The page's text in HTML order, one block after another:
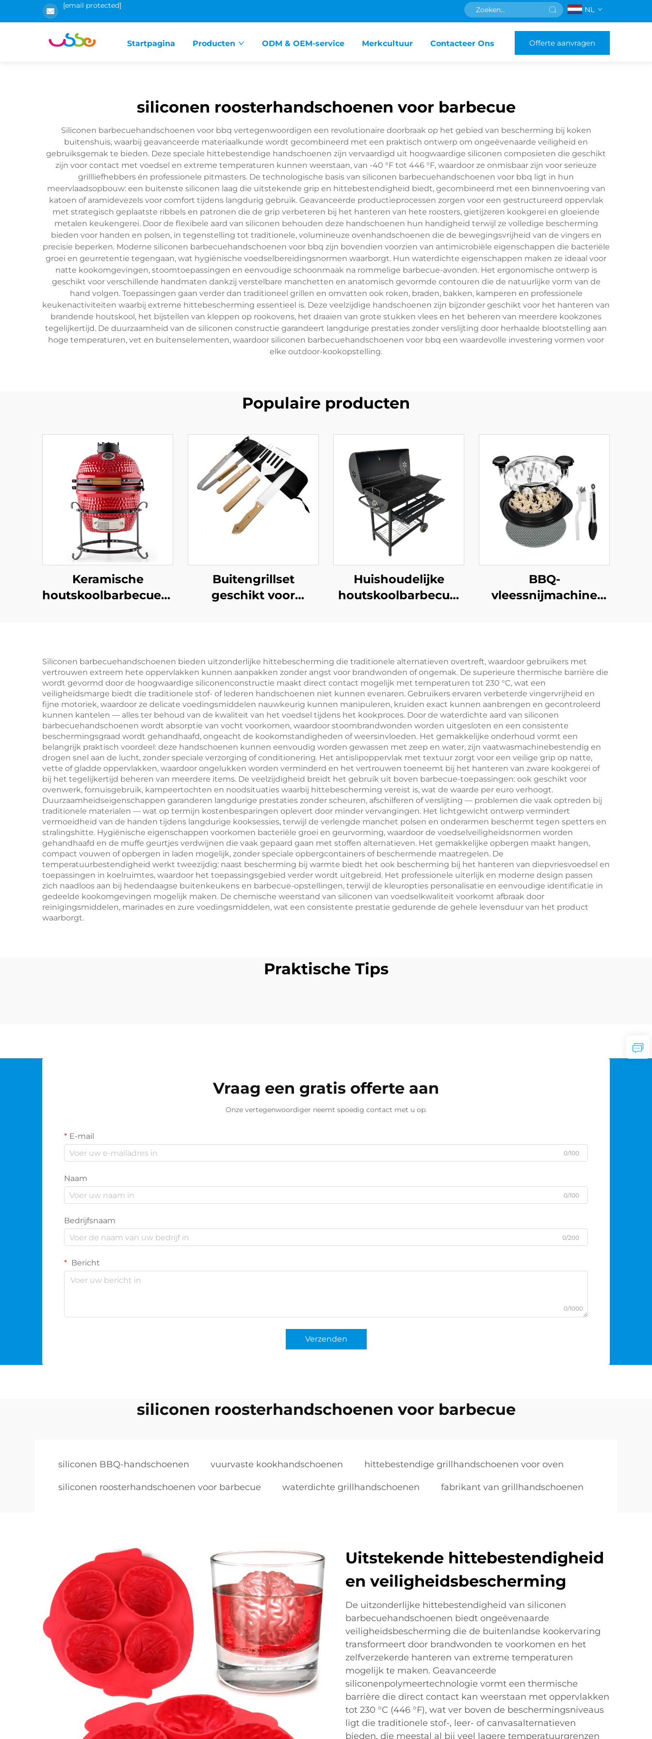
[email protected] NL
Startpagina Producten ODM & OEM-service Merkcultuur Contacteer Ons Offerte aanvragen
siliconen roosterhandschoenen voor barbecue
Siliconen barbecuehandschoenen voor bbq vertegenwoordigen een revolutionaire doorbraak op het gebied van bescherming bij koken
buitenshuis, waarbij geavanceerde materiaalkunde wordt gecombineerd met een praktisch ontwerp om ongeëvenaarde veiligheid en
gebruiksgemak te bieden. Deze speciale hittebestendige handschoenen zijn vervaardigd uit hoogwaardige siliconen composieten die geschikt
zijn voor contact met voedsel en extreme temperaturen kunnen weerstaan, van -40 °F tot 446 °F, waardoor ze onmisbaar zijn voor serieuze
grillliefhebbers én professionele pitmasters. De technologische basis van siliconen barbecuehandschoenen voor bbq ligt in hun
meervlaadsopbouw: een buitenste siliconen laag die uitstekende grip en hittebestendigheid biedt, gecombineerd met een binnenvoering van
katoen of aramidevezels voor comfort tijdens langdurig gebruik. Geavanceerde productieprocessen zorgen voor een gestructureerd oppervlak
met strategisch geplaatste ribbels en patronen die de grip verbeteren bij het hanteren van hete roosters, gietijzeren kookgerei en gloeiende
metalen keukengerei. Door de flexibele aard van siliconen behouden deze handschoenen hun handigheid terwijl ze volledige bescherming
bieden voor handen en polsen, in tegenstelling tot traditionele, volumineuze ovenhandschoenen die de bewegingsvrijheid van de vingers en
precisie beperken. Moderne siliconen barbecuehandschoenen voor bbq zijn bovendien voorzien van antimicrobiële eigenschappen die bacteriële
groei en geurretentie tegengaan, wat hygiënische voedselbereidingsnormen waarborgt. Hun waterdichte eigenschappen maken ze ideaal voor
natte kookomgevingen, stoomtoepassingen en eenvoudige schoonmaak na rommelige barbecue-avonden. Het ergonomische ontwerp is
geschikt voor verschillende handmaten dankzij verstelbare manchetten en anatomisch gevormde contouren die de natuurlijke vorm van de
hand volgen. Toepassingen gaan verder dan traditioneel grillen en omvatten ook roken, braden, bakken, kamperen en professionele
keukenactiviteiten waarbij extreme hittebescherming essentieel is. Deze veelzijdige handschoenen zijn bijzonder geschikt voor het hanteren van
brandende houtskool, het bijstellen van kleppen op rookovens, het draaien van grote stukken vlees en het beheren van meerdere kookzones
tegelijkertijd. De duurzaamheid van de siliconen constructie garandeert langdurige prestaties zonder verslijting door herhaalde blootstelling aan
hoge temperaturen, vet en buitenselementen, waardoor siliconen barbecuehandschoenen voor bbq een waardevolle investering vormen voor
elke outdoor-kookopstelling.
Populaire producten
Keramische
houtskoolbarbecuegrill
stijl voor buiten,
keukenbarbecue met
aanraakgevoelige
vlambeveiliging
Buitengrillset
geschikt voor
een keukenmes met
houten handvat
Huishoudelijke
houtskoolbarbecue,
op het terras of patio
BBQ-
vleessnijmachine
en -snijder voor
gescheurd
varkensvlees,
rundvlees en kip;
multifunctioneel,
duurzaam en
milieuvriendelijk
Siliconen barbecuehandschoenen bieden uitzonderlijke hittebescherming die traditionele alternatieven overtreft, waardoor gebruikers met
vertrouwen extreem hete oppervlakken kunnen aanpakken zonder angst voor brandwonden of ongemak. De superieure thermische barrière die
wordt gevormd door de hoogwaardige siliconenconstructie maakt direct contact mogelijk met temperaturen tot 230 °C, wat een
veiligheidsmarge biedt die traditionele stof- of lederen handschoenen niet kunnen evenaren. Gebruikers ervaren verbeterde vingervrijheid en
fijne motoriek, waardoor ze delicate voedingsmiddelen nauwkeurig kunnen manipuleren, kruiden exact kunnen aanbrengen en gecontroleerd
kunnen kantelen — alles ter behoud van de kwaliteit van het voedsel tijdens het kookproces. Door de waterdichte aard van siliconen
barbecuehandschoenen wordt absorptie van vocht voorkomen, waardoor stoombrandwonden worden uitgesloten en een consistente
beschermingsgraad wordt gehandhaafd, ongeacht de kookomstandigheden of weersinvloeden. Het gemakkelijke onderhoud vormt een
belangrijk praktisch voordeel: deze handschoenen kunnen eenvoudig worden gewassen met zeep en water, zijn vaatwasmachinebestendig en
drogen snel aan de lucht, zonder speciale verzorging of conditionering. Het antislipoppervlak met textuur zorgt voor een veilige grip op natte,
vette of gladde oppervlakken, waardoor ongelukken worden verminderd en het vertrouwen toeneemt bij het hanteren van zware kookgerei of
bij het tegelijkertijd beheren van meerdere items. De veelzijdigheid breidt het gebruik uit boven barbecue-toepassingen: ook geschikt voor
ovenwerk, fornuisgebruik, kampeertochten en noodsituaties waarbij hittebescherming vereist is, wat de waarde per euro verhoogt.
Duurzaamheidseigenschappen garanderen langdurige prestaties zonder scheuren, afschilferen of verslijting — problemen die vaak optreden bij
traditionele materialen — wat op termijn kostenbesparingen oplevert door minder vervangingen. Het lichtgewicht ontwerp vermindert
vermoeidheid van de handen tijdens langdurige kooksessies, terwijl de verlengde manchet polsen en onderarmen beschermt tegen spetters en
stralingshitte. Hygiënische eigenschappen voorkomen bacteriële groei en geurvorming, waardoor de voedselveiligheidsnormen worden
gehandhaafd en de muffe geurtjes verdwijnen die vaak gepaard gaan met stoffen alternatieven. Het gemakkelijke opbergen maakt hangen,
compact vouwen of opbergen in laden mogelijk, zonder speciale opbergcontainers of beschermende maatregelen. De
temperatuurbestendigheid werkt tweezijdig: naast bescherming bij warmte biedt het ook bescherming bij het hanteren van diepvriesvoedsel en
toepassingen in koelruimtes, waardoor het toepassingsgebied verder wordt uitgebreid. Het professionele uiterlijk en moderne design passen
zich naadloos aan bij hedendaagse buitenkeukens en barbecue-opstellingen, terwijl de kleuropties personalisatie en eenvoudige identificatie in
gedeelde kookomgevingen mogelijk maken. De chemische weerstand van siliconen van voedselkwaliteit voorkomt afbraak door
reinigingsmiddelen, marinades en zure voedingsmiddelen, wat een consistente prestatie gedurende de gehele levensduur van het product
waarborgt.
Praktische Tips
Vraag een gratis offerte aan
Onze vertegenwoordiger neemt spoedig contact met u op.
E-mail
0/100
Naam
0/100
Bedrijfsnaam
0/200
Bericht
0/1000
Verzenden
siliconen roosterhandschoenen voor barbecue
siliconen BBQ-handschoenen vuurvaste kookhandschoenen hittebestendige grillhandschoenen voor oven
siliconen roosterhandschoenen voor barbecue waterdichte grillhandschoenen fabrikant van grillhandschoenen
Uitstekende hittebestendigheid
en veiligheidsbescherming
De uitzonderlijke hittebestendigheid van siliconen
barbecuehandschoenen biedt ongeëvenaarde
veiligheidsbescherming die de buitenlandse kookervaring
transformeert door brandwonden te voorkomen en het
zelfverzekerde hanteren van extreme temperaturen
mogelijk te maken. Geavanceerde
siliconenpolymeertechnologie vormt een thermische
barrière die direct contact kan weerstaan met oppervlakken
tot 230 °C (446 °F), wat ver boven de beschermingsniveaus
ligt die traditionele stof-, leer- of canvasalternatieven
bieden, die meestal al bij veel lagere temperatuurgrenzen